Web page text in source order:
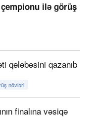
ilə görüş
qələbəsini qazanıb
növləri
finalına vəsiqə